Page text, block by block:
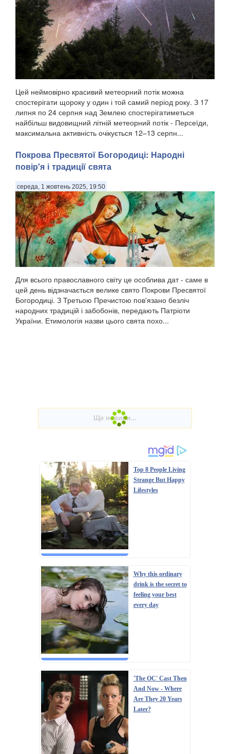
Цей неймовірно красивий метеорний потік можна
спостерігати щороку у один і той самий період року. З 17
липня по 24 серпня над Землею спостерігатиметься
найбільш видовищний літній метеорний потік - Персеїди,
максимальна активність очікується 12–13 серпн...
Покрова Пресвятої Богородиці: Народні
повір'я і традиції свята
середа, 1 жовтень 2025, 19:50
Для всього православного світу це особлива дат - саме в
цей день відзначається велике свято Покрови Пресвятої
Богородиці. З Третьою Пречистою пов'язано безліч
народних традицій і забобонів, передають Патріоти
України. Етимологія назви цього свята похо...
Top 8 People Living
Strange But Happy
Lifestyles
Why this ordinary
drink is the secret to
feeling your best
every day
'The OC' Cast Then
And Now - Where
Are They 20 Years
Later?